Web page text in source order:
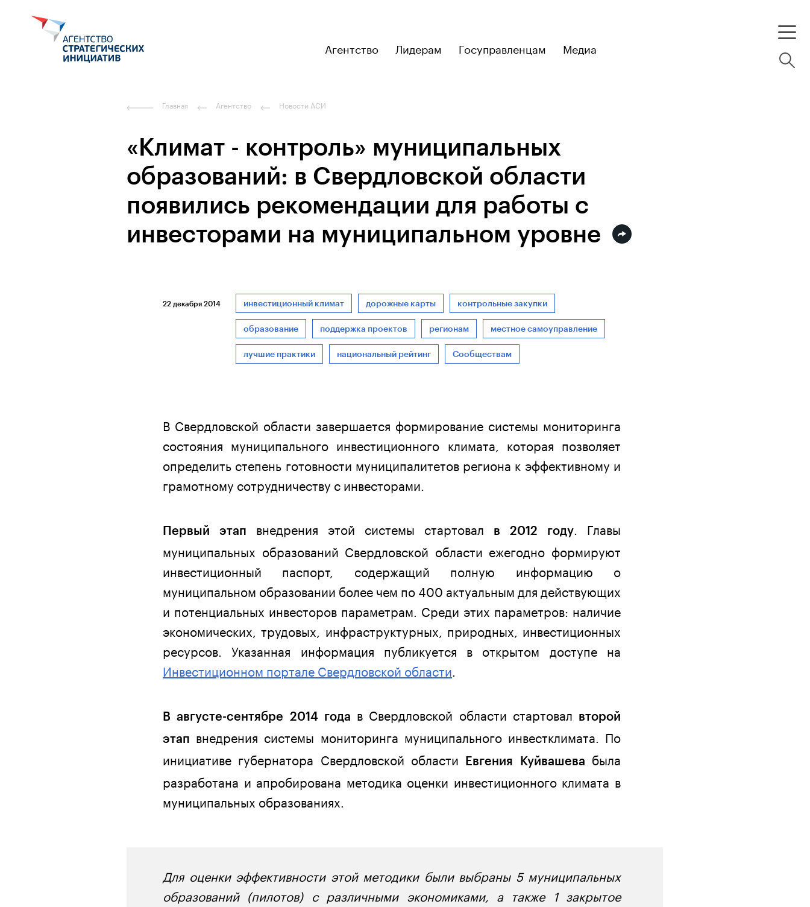
Агентство Лидерам Госуправленцам Медиа
Главная Агентство Новости АСИ
«Климат - контроль» муниципальных
образований: в Свердловской области
появились рекомендации для работы с
инвесторами на муниципальном уровне
22 декабря 2014 инвестиционный климат дорожные карты контрольные закупки
образование поддержка проектов регионам местное самоуправление
лучшие практики национальный рейтинг Сообществам
В Свердловской области завершается формирование системы мониторинга
состояния муниципального инвестиционного климата, которая позволяет
определить степень готовности муниципалитетов региона к эффективному и
грамотному сотрудничеству с инвесторами.
Первый этап внедрения этой системы стартовал в 2012 году
. Главы
муниципальных образований Свердловской области ежегодно формируют
инвестиционный паспорт, содержащий полную информацию о
муниципальном образовании более чем по 400 актуальным для действующих
и потенциальных инвесторов параметрам. Среди этих параметров: наличие
экономических, трудовых, инфраструктурных, природных, инвестиционных
ресурсов. Указанная информация публикуется в открытом доступе на
Инвестиционном портале Свердловской области
В августе-сентябре 2014 года в Свердловской области стартовал второй
этап внедрения системы мониторинга муниципального инвестклимата. По
инициативе губернатора Свердловской области Евгения Куйвашева была
разработана и апробирована методика оценки инвестиционного климата в
муниципальных образованиях.
Для оценки эффективности этой методики были выбраны 5 муниципальных
образований (пилотов) с различными экономиками, а также 1 закрытое